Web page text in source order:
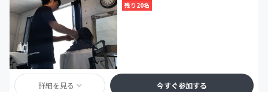
残り20名
詳細を見る 今すぐ参加する